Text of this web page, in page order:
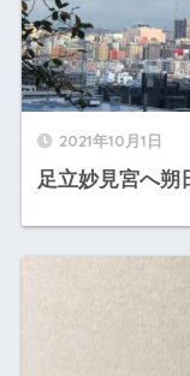
2021年10月1日
足立妙見宮へ朔